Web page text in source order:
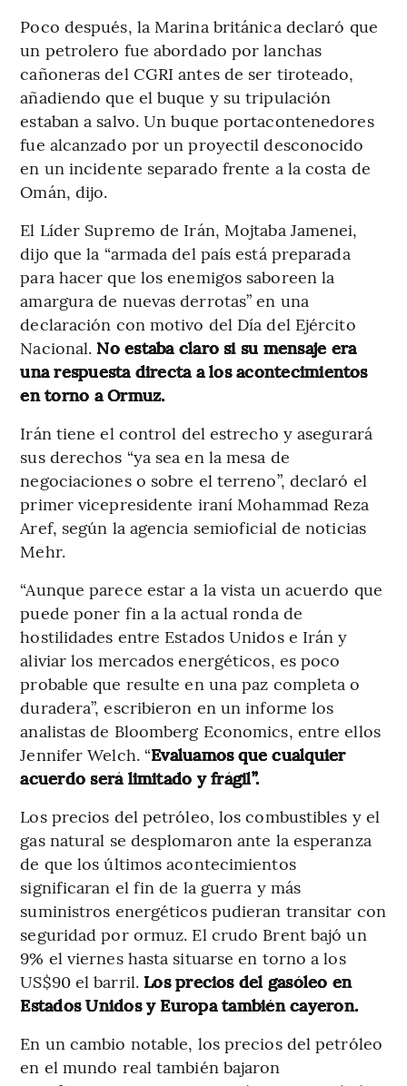
Poco después, la Marina británica declaró que
un petrolero fue abordado por lanchas
cañoneras del CGRI antes de ser tiroteado,
añadiendo que el buque y su tripulación
estaban a salvo. Un buque portacontenedores
fue alcanzado por un proyectil desconocido
en un incidente separado frente a la costa de
Omán, dijo.
El Líder Supremo de Irán, Mojtaba Jamenei,
dijo que la “armada del país está preparada
para hacer que los enemigos saboreen la
amargura de nuevas derrotas” en una
declaración con motivo del Día del Ejército
Nacional. No estaba claro si su mensaje era
una respuesta directa a los acontecimientos
en torno a Ormuz.
Irán tiene el control del estrecho y asegurará
sus derechos “ya sea en la mesa de
negociaciones o sobre el terreno”, declaró el
primer vicepresidente iraní Mohammad Reza
Aref, según la agencia semioficial de noticias
Mehr.
“Aunque parece estar a la vista un acuerdo que
puede poner fin a la actual ronda de
hostilidades entre Estados Unidos e Irán y
aliviar los mercados energéticos, es poco
probable que resulte en una paz completa o
duradera”, escribieron en un informe los
analistas de Bloomberg Economics, entre ellos
Jennifer Welch. “Evaluamos que cualquier
acuerdo será limitado y frágil”.
Los precios del petróleo, los combustibles y el
gas natural se desplomaron ante la esperanza
de que los últimos acontecimientos
significaran el fin de la guerra y más
suministros energéticos pudieran transitar con
seguridad por ormuz. El crudo Brent bajó un
9% el viernes hasta situarse en torno a los
US$90 el barril. Los precios del gasóleo en
Estados Unidos y Europa también cayeron.
En un cambio notable, los precios del petróleo
en el mundo real también bajaron